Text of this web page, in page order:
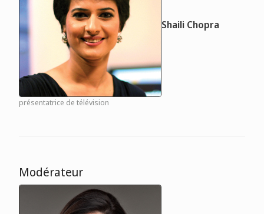
Shaili Chopra
présentatrice de télévision
Modérateur